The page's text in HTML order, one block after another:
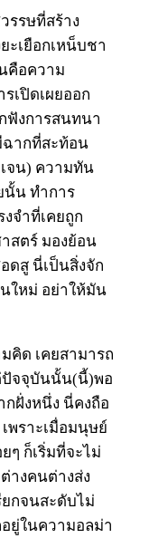
รรษที่สร้าง
ะเยือกเหน็บชา
คือความ
เปิดเผยออก
ฟังการสนทนา
ฉากที่สะท้อน
จน) ความทัน
นั้น ทำการ
จำที่เคยถูก
สตร์ มองย้อน
ดสู นี่เป็นสิ่งจัก
ใหม่ อย่าให้มัน
คิด เคยสามารถ
ปัจจุบันนั้น(นี้)พอ
ฝั่งหนึ่ง นี่คงถือ
พราะเมื่อมนุษย์
ๆ ก็เริ่มที่จะไม่
างคนต่างส่ง
ยกจนสะดับไม่
ยู่ในความอลม่า